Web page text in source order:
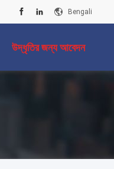
Bengali
উদ্ধৃতির জন্য আবেদন